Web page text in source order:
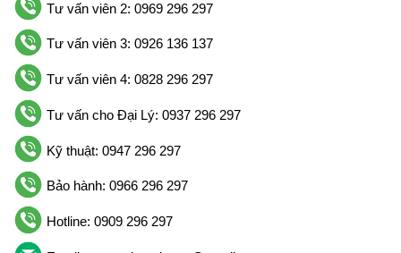
Tư vấn viên 2: 0969 296 297
Tư vấn viên 3: 0926 136 137
Tư vấn viên 4: 0828 296 297
Tư vấn cho Đại Lý: 0937 296 297
Kỹ thuật: 0947 296 297
Bảo hành: 0966 296 297
Hotline: 0909 296 297